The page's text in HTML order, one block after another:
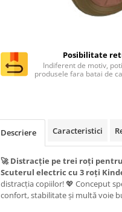
Posibilitate
Indiferent de motiv,
produsele fara batai de
Descriere Caracteristici
🚀 Distracție pe trei roți
Scuterul electric cu 3 roți
distracția copiilor! 💖 Conceput
confort, stabilitate și multă voie